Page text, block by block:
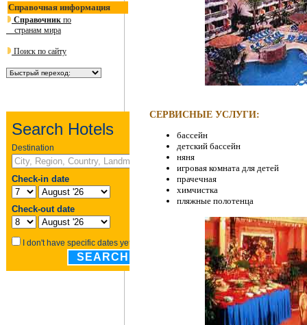
Справочная информация
Справочник по
странам мира
Поиск по сайту
СЕРВИСНЫЕ УСЛУГИ:
бассейн
детский бассейн
няня
игровая комната для детей
прачечная
химчистка
пляжные полотенца